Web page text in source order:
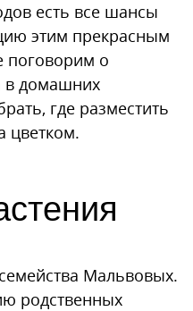
есть все шансы
этим прекрасным
поговорим о
в домашних
где разместить
цветком.
Мальвовых.
родственных